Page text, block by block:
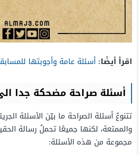
اقرأ أيضًا: أسئلة عامة وأجوبتها
أسئلة صراحة مضحكة جدا
تتنوعُ أسئلة الصراحة ما بيّن الأسئلة
والممتعة، لكنها جميعًا تحملُ رسالة
مجموعة من هذه الأسئلة: